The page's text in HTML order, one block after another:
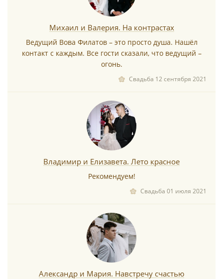
Михаил и Валерия. На контрастах
Ведущий Вова Филатов – это просто душа. Нашёл
контакт с каждым. Все гости сказали, что ведущий –
огонь.
Свадьба 12 сентября 2021
Владимир и Елизавета. Лето красное
Рекомендуем!
Свадьба 01 июля 2021
Александр и Мария. Навстречу счастью